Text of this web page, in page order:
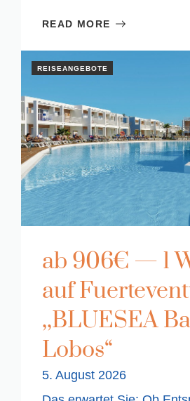
READ MORE
REISEANGEBOTE
ab 906€ — 1
auf
,,BLUESEA
Lobos“
5. August 2026